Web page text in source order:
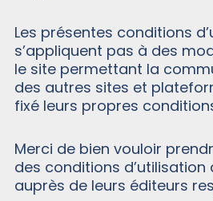
Les présentes conditions
s’appliquent pas à des
le site permettant la
des autres sites et
fixé leurs propres
Merci de bien vouloir
des conditions d’utilisation
auprès de leurs éditeurs